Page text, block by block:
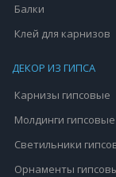
Балки
Клей для карнизов
ДЕКОР ИЗ ГИПСА
Карнизы гипсовые
Молдинги гипсовые
Светильники
Орнаменты